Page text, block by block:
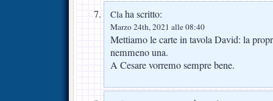
Claha scritto:
Marzo 24th, 2021 alle 08:40
Mettiamo le carte in tavola David: la
nemmeno una.
A Cesare vorremo sempre bene.